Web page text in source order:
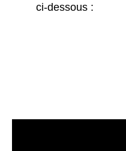
ci-dessous :